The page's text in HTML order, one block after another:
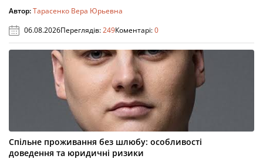
Автор:Тарасенко Вера Юрьевна
06.08.2026Переглядів:249Коментарі:0
Спільне проживання без шлюбу: особливості
доведення та юридичні ризики